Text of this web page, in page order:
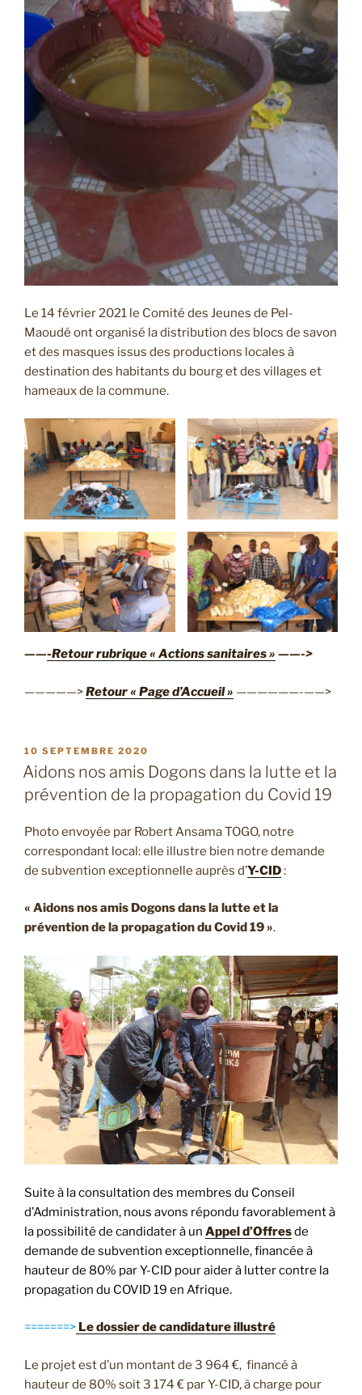
Le 14 février 2021 le Comité des Jeunes de Pel-
Maoudé ont organisé la distribution des blocs de savon
et des masques issus des productions locales à
destination des habitants du bourg et des villages et
hameaux de la commune.
——-Retour rubrique « Actions sanitaires » ——->
—————>Retour « Page d’Accueil » ——————-——>
PUBLIÉ
LE
10 SEPTEMBRE 2020
Aidons nos amis Dogons dans la lutte et la
prévention de la propagation du Covid 19
Photo envoyée par Robert Ansama TOGO, notre
correspondant local: elle illustre bien notre demande
de subvention exceptionnelle auprès d’Y-CID:
« Aidons nos amis Dogons dans la lutte et la
prévention de la propagation du Covid 19 ».
Suite à la consultation des membres du Conseil
d’Administration, nous avons répondu favorablement à
la possibilité de candidater à un Appel d’Offresde
demande de subvention exceptionnelle, financée à
hauteur de 80% par Y-CID pour aider à lutter contre la
propagation du COVID 19 en Afrique.
=======> Le dossier de candidature illustré
Le projet est d’un montant de 3 964 €, financé à
hauteur de 80% soit 3 174 € par Y-CID, à charge pour